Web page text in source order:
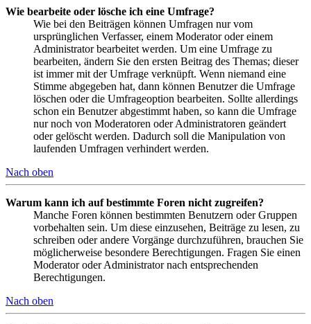
Wie bearbeite oder lösche ich eine Umfrage?
Wie bei den Beiträgen können Umfragen nur vom
ursprünglichen Verfasser, einem Moderator oder einem
Administrator bearbeitet werden. Um eine Umfrage zu
bearbeiten, ändern Sie den ersten Beitrag des Themas; dieser
ist immer mit der Umfrage verknüpft. Wenn niemand eine
Stimme abgegeben hat, dann können Benutzer die Umfrage
löschen oder die Umfrageoption bearbeiten. Sollte allerdings
schon ein Benutzer abgestimmt haben, so kann die Umfrage
nur noch von Moderatoren oder Administratoren geändert
oder gelöscht werden. Dadurch soll die Manipulation von
laufenden Umfragen verhindert werden.
Nach oben
Warum kann ich auf bestimmte Foren nicht zugreifen?
Manche Foren können bestimmten Benutzern oder Gruppen
vorbehalten sein. Um diese einzusehen, Beiträge zu lesen, zu
schreiben oder andere Vorgänge durchzuführen, brauchen Sie
möglicherweise besondere Berechtigungen. Fragen Sie einen
Moderator oder Administrator nach entsprechenden
Berechtigungen.
Nach oben